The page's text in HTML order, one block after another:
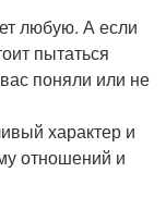
любую. А если
пытаться
поняли или не
характер и
отношений и